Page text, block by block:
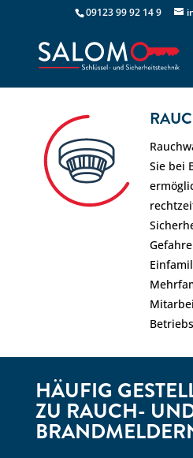
09123 99 92 14 9
Sie bei
HÄUFIG
ZU RAUCH-